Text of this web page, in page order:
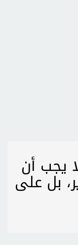
يجب أن
بل على